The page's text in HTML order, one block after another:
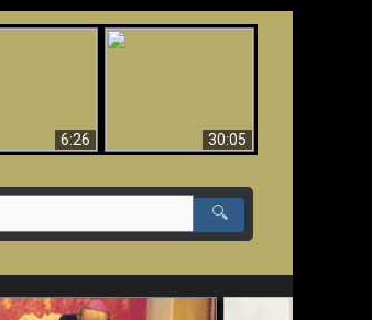
6:26
30:05
🔍